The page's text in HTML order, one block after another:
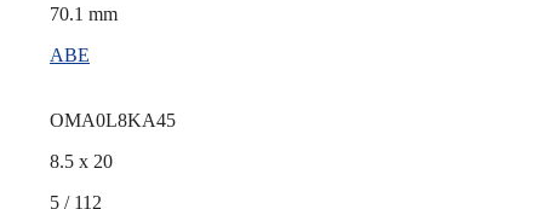
70.1 mm
ABE
OMA0L8KA45
8.5 x 20
5 / 112